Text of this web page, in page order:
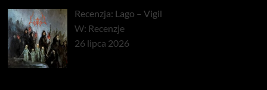
Recenzja: Lago – Vigil
W: Recenzje
26 lipca 2026